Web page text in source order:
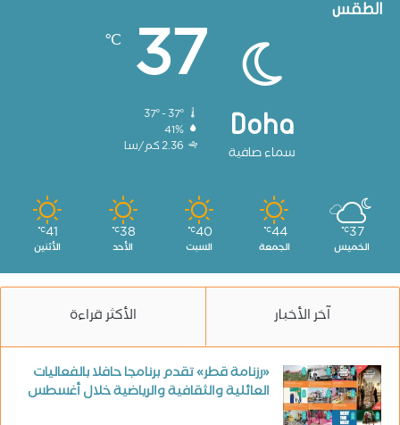
الطقس
Doha
سماء صافية
37
℃
41%
2.36 كم/سا
37
℃
الخميس
44
℃
الجمعة
40
℃
السبت
38
℃
الأحد
41
℃
الأثنين
آخر الأخبار الأكثر قراءة
«رزنامة قطر» تقدم برنامجا حافلا بالفعاليات
العائلية والثقافية والرياضية خلال أغسطس